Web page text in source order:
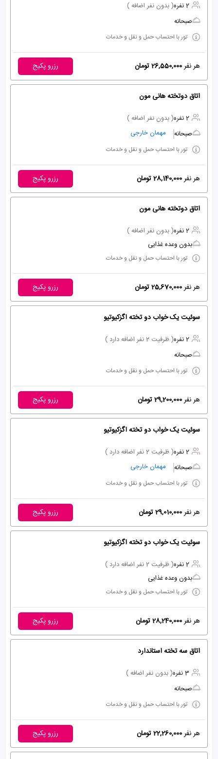
2 نفره
( بدون نفر اضافه )
صبحانه
تور با احتساب حمل و نقل و خدمات
هر نفر26,550,000 تومان رزرو پکیج
اتاق دوتخته هانی مون
2 نفره
( بدون نفر اضافه )
صبحانه
مهمان خارجی
تور با احتساب حمل و نقل و خدمات
هر نفر28,140,000 تومان رزرو پکیج
اتاق دوتخته هانی مون
2 نفره
( بدون نفر اضافه )
بدون وعده غذایی
تور با احتساب حمل و نقل و خدمات
هر نفر25,670,000 تومان رزرو پکیج
سوئیت یک خواب دو تخته اگزکیوتیو
2 نفره
( ظرفیت 2 نفر اضافه دارد )
صبحانه
تور با احتساب حمل و نقل و خدمات
هر نفر29,200,000 تومان رزرو پکیج
سوئیت یک خواب دو تخته اگزکیوتیو
2 نفره
( ظرفیت 2 نفر اضافه دارد )
صبحانه
مهمان خارجی
تور با احتساب حمل و نقل و خدمات
هر نفر29,010,000 تومان رزرو پکیج
سوئیت یک خواب دو تخته اگزکیوتیو
2 نفره
( ظرفیت 2 نفر اضافه دارد )
بدون وعده غذایی
تور با احتساب حمل و نقل و خدمات
هر نفر28,240,000 تومان رزرو پکیج
اتاق سه تخته استاندارد
3 نفره
( بدون نفر اضافه )
صبحانه
تور با احتساب حمل و نقل و خدمات
هر نفر22,260,000 تومان رزرو پکیج